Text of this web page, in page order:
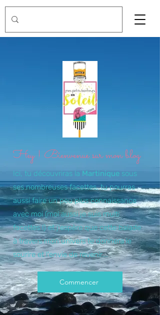
Hey ! Bienvenue sur mon blog
Ici, tu découvriras la Martinique sous
ses nombreuses facettes, tu pourras
aussi faire un peu plus connaissance
avec moi (moi aussi je suis multi
facettes !) et j'espère que cette balade
à travers mon univers te donnera le
sourire et l'envie de revenir...
Commencer